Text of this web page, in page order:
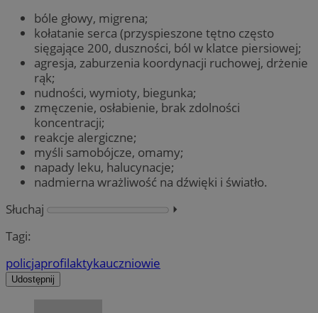
bóle głowy, migrena;
kołatanie serca (przyspieszone tętno często
sięgające 200, duszności, ból w klatce piersiowej;
agresja, zaburzenia koordynacji ruchowej, drżenie
rąk;
nudności, wymioty, biegunka;
zmęczenie, osłabienie, brak zdolności
koncentracji;
reakcje alergiczne;
myśli samobójcze, omamy;
napady leku, halucynacje;
nadmierna wrażliwość na dźwięki i światło.
Słuchaj
⏵︎
Tagi:
policjaprofilaktykauczniowie
Udostępnij